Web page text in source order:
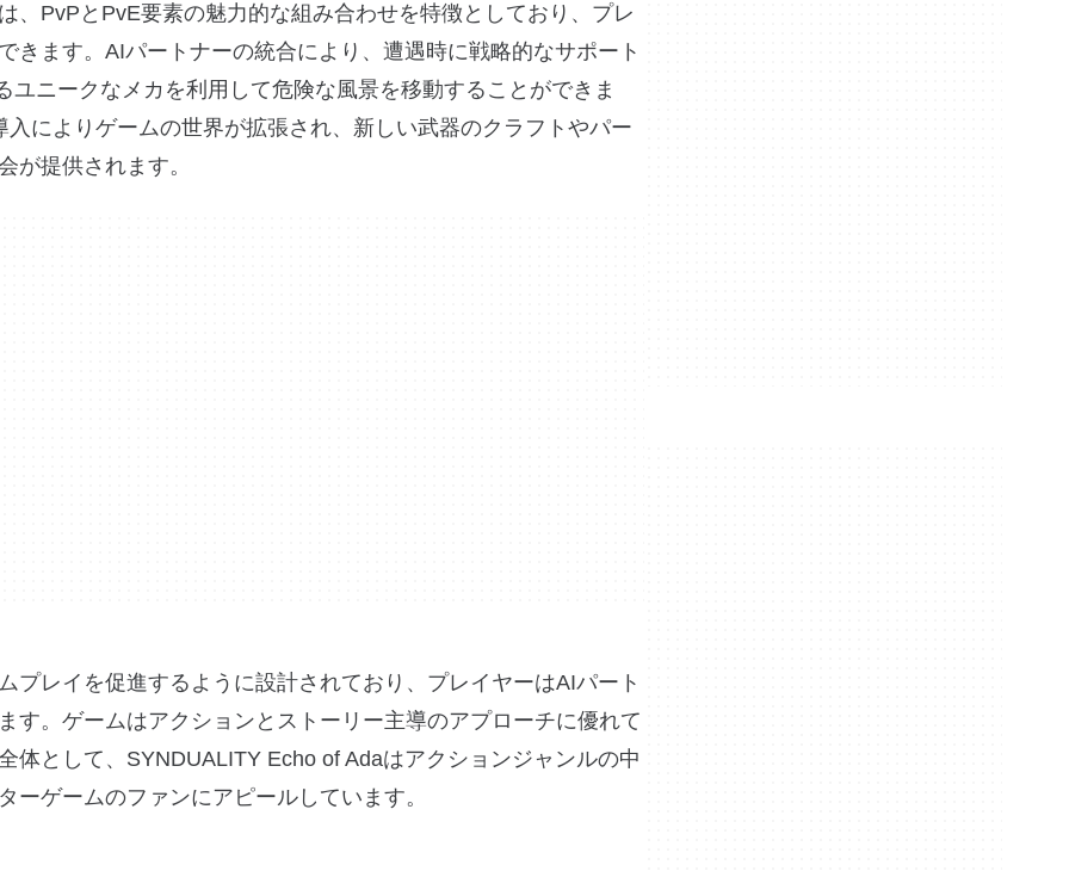
、PvPとPvE要素の魅力的な組み合わせを特徴としており、プレ
きます。AIパートナーの統合により、遭遇時に戦略的なサポート
ニークなメカを利用して危険な風景を移動することができま
によりゲームの世界が拡張され、新しい武器のクラフトやパー
が提供されます。
プレイを促進するように設計されており、プレイヤーはAIパート
す。ゲームはアクションとストーリー主導のアプローチに優れて
体として、SYNDUALITY Echo of Adaはアクションジャンルの中
ゲームのファンにアピールしています。